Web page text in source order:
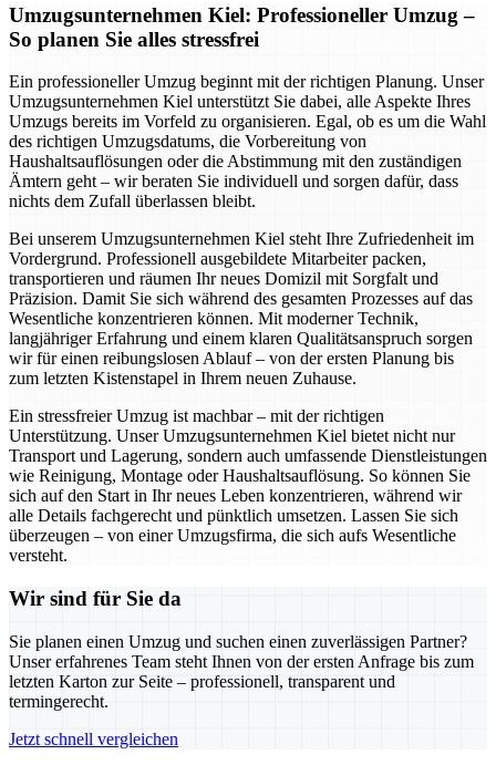
Umzugsunternehmen Kiel: Professioneller Umzug –
So planen Sie alles stressfrei
Ein professioneller Umzug beginnt mit der richtigen Planung. Unser
Umzugsunternehmen Kiel unterstützt Sie dabei, alle Aspekte Ihres
Umzugs bereits im Vorfeld zu organisieren. Egal, ob es um die Wahl
des richtigen Umzugsdatums, die Vorbereitung von
Haushaltsauflösungen oder die Abstimmung mit den zuständigen
Ämtern geht – wir beraten Sie individuell und sorgen dafür, dass
nichts dem Zufall überlassen bleibt.
Bei unserem Umzugsunternehmen Kiel steht Ihre Zufriedenheit im
Vordergrund. Professionell ausgebildete Mitarbeiter packen,
transportieren und räumen Ihr neues Domizil mit Sorgfalt und
Präzision. Damit Sie sich während des gesamten Prozesses auf das
Wesentliche konzentrieren können. Mit moderner Technik,
langjähriger Erfahrung und einem klaren Qualitätsanspruch sorgen
wir für einen reibungslosen Ablauf – von der ersten Planung bis
zum letzten Kistenstapel in Ihrem neuen Zuhause.
Ein stressfreier Umzug ist machbar – mit der richtigen
Unterstützung. Unser Umzugsunternehmen Kiel bietet nicht nur
Transport und Lagerung, sondern auch umfassende Dienstleistungen
wie Reinigung, Montage oder Haushaltsauflösung. So können Sie
sich auf den Start in Ihr neues Leben konzentrieren, während wir
alle Details fachgerecht und pünktlich umsetzen. Lassen Sie sich
überzeugen – von einer Umzugsfirma, die sich aufs Wesentliche
versteht.
Wir sind für Sie da
Sie planen einen Umzug und suchen einen zuverlässigen Partner?
Unser erfahrenes Team steht Ihnen von der ersten Anfrage bis zum
letzten Karton zur Seite – professionell, transparent und
termingerecht.
Jetzt schnell vergleichen